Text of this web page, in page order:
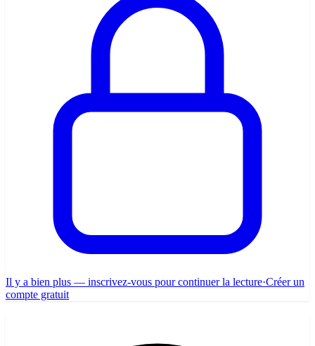
Il y a bien plus — inscrivez-vous pour continuer la lecture·Créer un
compte gratuit